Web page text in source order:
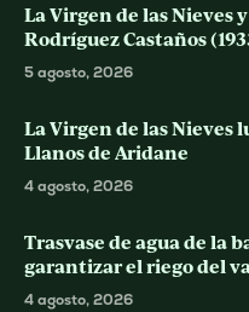
La Virgen de las Nieves
Rodríguez Castaños
5 agosto, 2026
La Virgen de las Nieves
Llanos de Aridane
4 agosto, 2026
Trasvase de agua de la
garantizar el riego del
4 agosto, 2026